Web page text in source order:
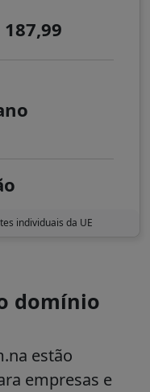
187,99
individuais da UE
domínio
estão
empresas e